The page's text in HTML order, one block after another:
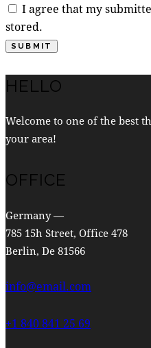
I agree that my
stored.
HELLO
Welcome to one of the best
your area!
OFFICE
Germany —
785 15h Street, Office 478
Berlin, De 81566
info@email.com
+1 840 841 25 69